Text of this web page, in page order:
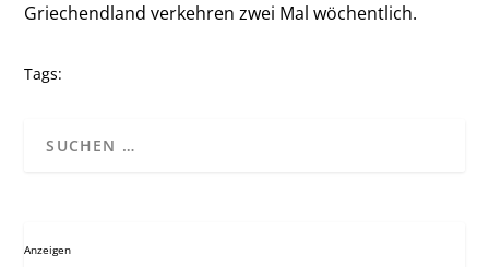
Griechendland verkehren zwei Mal wöchentlich.
Tags:
Anzeigen